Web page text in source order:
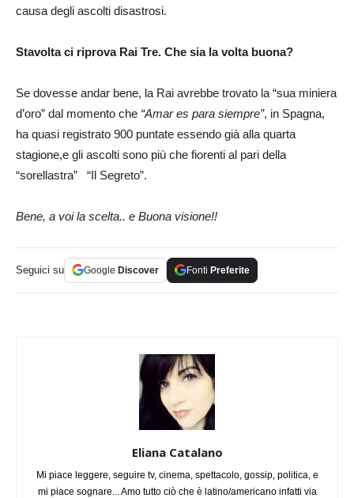
causa degli ascolti disastrosi.
Stavolta ci riprova Rai Tre. Che sia la volta buona?
Se dovesse andar bene, la Rai avrebbe trovato la “sua miniera
d’oro” dal momento che “Amar es para siempre”, in Spagna,
ha quasi registrato 900 puntate essendo già alla quarta
stagione,e gli ascolti sono più che fiorenti al pari della
“sorellastra” “Il Segreto”.
Bene, a voi la scelta.. e Buona visione!!
Seguici su Google Discover Fonti Preferite
Eliana Catalano
Mi piace leggere, seguire tv, cinema, spettacolo, gossip, politica, e
mi piace sognare... Amo tutto ciò che è latino/americano infatti via